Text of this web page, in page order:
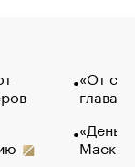
«От
глава
Маск в